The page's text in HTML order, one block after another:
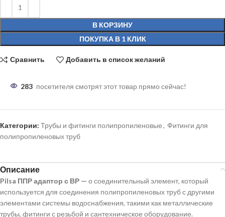
В КОРЗИНУ
ПОКУПКА В 1 КЛИК
Сравнить Добавить в список желаний
283 посетителя смотрят этот товар прямо сейчас!
Категории: Трубы и фитинги полипропиленовые, Фитинги для
полипропиленовых труб
Описание
Pilsa ППР адаптор с ВР — о соединительный элемент, который
используется для соединения полипропиленовых труб с другими
элементами системы водоснабжения, такими как металлические
трубы, фитинги с резьбой и сантехническое оборудование.